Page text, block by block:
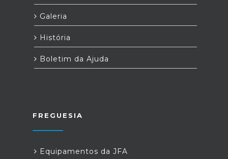
Galeria
História
Boletim da Ajuda
FREGUESIA
Equipamentos da JFA